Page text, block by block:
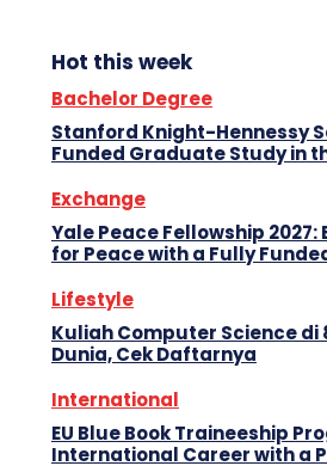
Hot this week
Bachelor Degree
Stanford Knight-Hennessy
Funded Graduate Study in
Exchange
Yale Peace Fellowship
for Peace with a Fully
Lifestyle
Kuliah Computer Science di
Dunia, Cek Daftarnya
International
EU Blue Book Traineeship
International Career with a